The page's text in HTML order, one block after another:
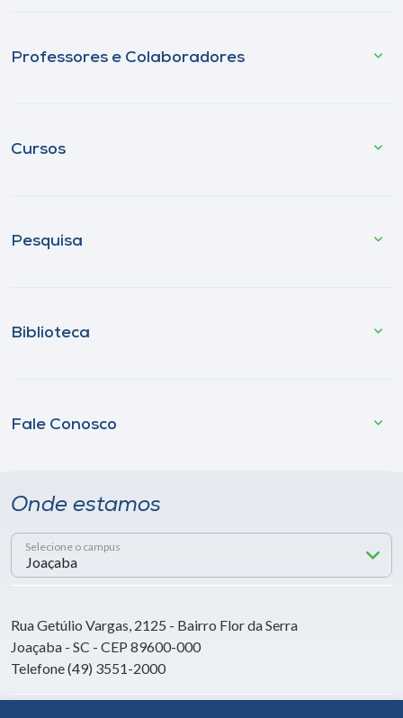
Professores e Colaboradores
Cursos
Pesquisa
Biblioteca
Fale Conosco
Onde estamos
Selecione o campus
Rua Getúlio Vargas, 2125 - Bairro Flor da Serra
Joaçaba - SC - CEP 89600-000
Telefone (49) 3551-2000